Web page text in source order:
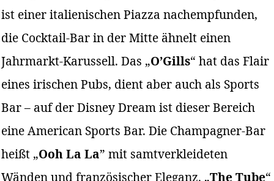
ist einer italienischen Piazza nachempfunden,
die Cocktail-Bar in der Mitte ähnelt einen
Jahrmarkt-Karussell. Das „O’Gills“ hat das Flair
eines irischen Pubs, dient aber auch als Sports
Bar – auf der Disney Dream ist dieser Bereich
eine American Sports Bar. Die Champagner-Bar
heißt „Ooh La La” mit samtverkleideten
Wänden und französischer Eleganz. „The Tube“